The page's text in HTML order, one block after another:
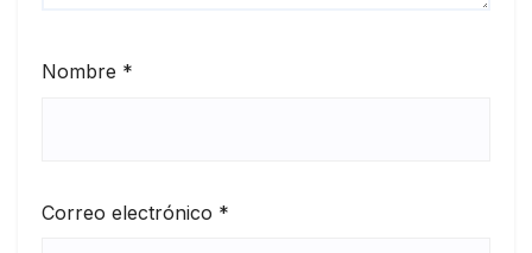
Nombre *
Correo electrónico *